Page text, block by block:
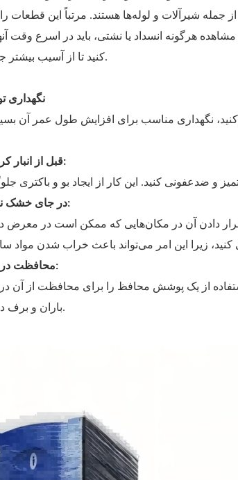
شیرآلات و لوله‌ها هستند. مرتباً این قطعات
هرگونه انسداد یا نشتی، باید در اسرع وقت
کنید تا از آسیب بیشتر جلوگیری شود.
۳. نگهداری
قبل از انبار کردن تمیز کنید:
در جای خشک نگهداری شود:
دادن آن در مکان‌هایی که ممکن است در معرض
محافظت در برابر عناصر:
از یک پوشش محافظ را برای محافظت از آن در
باران و برف در نظر بگیرید.